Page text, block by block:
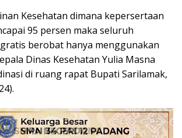
Kesehatan dimana kepersertaan
95 persen maka seluruh
berobat hanya menggunakan
Dinas Kesehatan Yulia Masna
di ruang rapat Bupati Sarilamak,